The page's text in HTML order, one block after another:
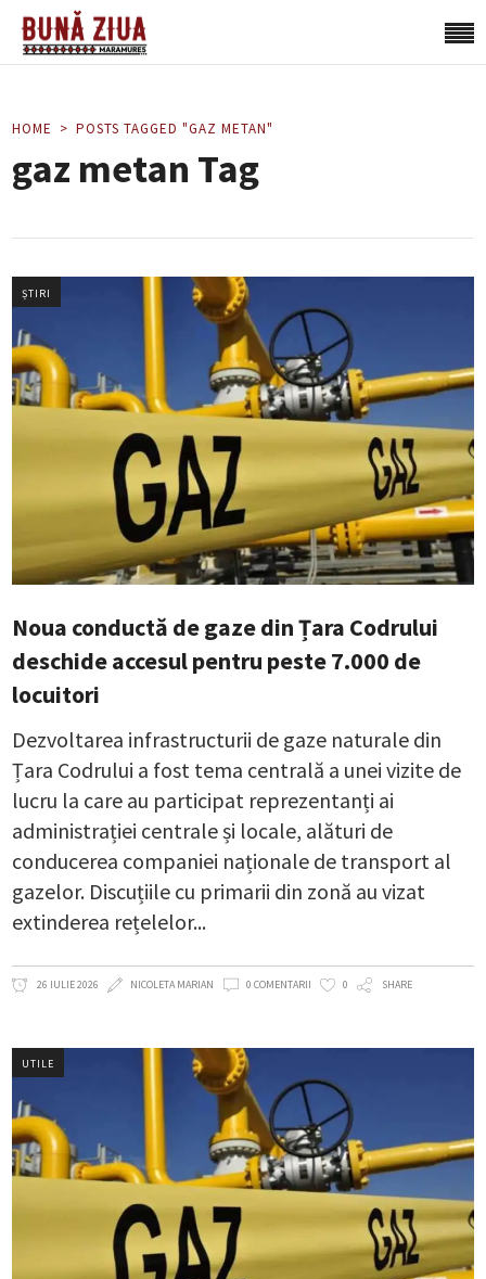
HOME POSTS TAGGED "GAZ METAN"
gaz metan Tag
ȘTIRI
Noua conductă de gaze din Țara Codrului
deschide accesul pentru peste 7.000 de
locuitori
Dezvoltarea infrastructurii de gaze naturale din
Țara Codrului a fost tema centrală a unei vizite de
lucru la care au participat reprezentanți ai
administrației centrale și locale, alături de
conducerea companiei naționale de transport al
gazelor. Discuțiile cu primarii din zonă au vizat
extinderea rețelelor
26 IULIE 2026 NICOLETA MARIAN 0 COMENTARII 0 SHARE
UTILE